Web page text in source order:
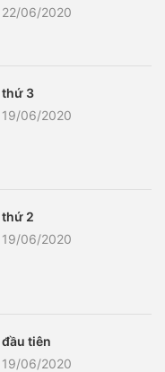
22/06/2020
thứ 3
19/06/2020
2
19/06/2020
tiên
19/06/2020